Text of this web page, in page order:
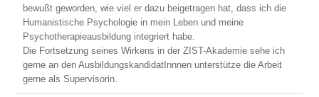
bewußt geworden, wie viel er dazu beigetragen hat, dass ich die
Humanistische Psychologie in mein Leben und meine
Psychotherapieausbildung integriert habe.
Die Fortsetzung seines Wirkens in der ZIST-Akademie sehe ich
gerne an den AusbildungskandidatInnnen unterstütze die Arbeit
gerne als Supervisorin.